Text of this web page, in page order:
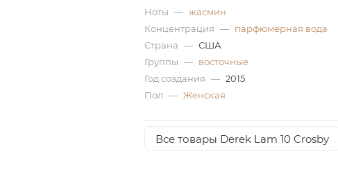
Ноты — жасмин
Концентрация — парфюмерная вода
Страна — США
Группы — восточные
Год создания — 2015
Пол — Женская
Все товары Derek Lam 10 Crosby